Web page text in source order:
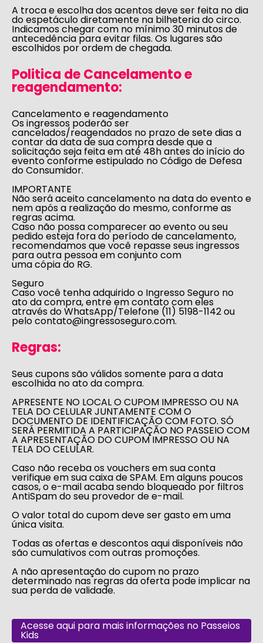
A troca e escolha dos acentos deve ser feita no dia
do espetáculo diretamente na bilheteria do circo.
Indicamos chegar com no mínimo 30 minutos de
antecedência para evitar filas. Os lugares são
escolhidos por ordem de chegada.
Politica de Cancelamento e
reagendamento:
Cancelamento e reagendamento
Os ingressos poderão ser
cancelados/reagendados no prazo de sete dias a
contar da data de sua compra desde que a
solicitação seja feita em até 48h antes do início do
evento conforme estipulado noCódigo de Defesa
do Consumidor.
IMPORTANTE
Não será aceito cancelamento na data do evento e
nem após a realização do mesmo, conforme as
regras acima.
Caso não possa comparecer ao evento ou seu
pedido esteja fora do período de cancelamento,
recomendamos que você repasse seus ingressos
para outra pessoa em conjunto com
uma cópia do RG.
Seguro
Caso você tenha adquirido o Ingresso Seguro no
ato da compra, entre em contato com eles
através do WhatsApp/Telefone (11) 5198-1142ou
pelocontato@ingressoseguro.com.
Regras:
Seus cupons são válidos somente para a data
escolhida no ato da compra.
APRESENTE NO LOCAL O CUPOM IMPRESSO OU NA
TELA DO CELULAR JUNTAMENTE COM O
DOCUMENTO DE IDENTIFICAÇÃO COM FOTO. SÓ
SERÁ PERMITIDA A PARTICIPAÇÃO NO PASSEIO COM
A APRESENTAÇÃO DO CUPOM IMPRESSO OU NA
TELA DO CELULAR.
Caso não receba os vouchers em sua conta
verifique em sua caixa de SPAM. Em alguns poucos
casos, o e-mail acaba sendo bloqueado por filtros
AntiSpam do seu provedor de e-mail.
O valor total do cupom deve ser gasto em uma
única visita.
Todas as ofertas e descontos aqui disponíveis não
são cumulativos com outras promoções.
A não apresentação do cupom no prazo
determinado nas regras da oferta pode implicar na
sua perda de validade.
Acesse aqui para mais informações no Passeios
Kids